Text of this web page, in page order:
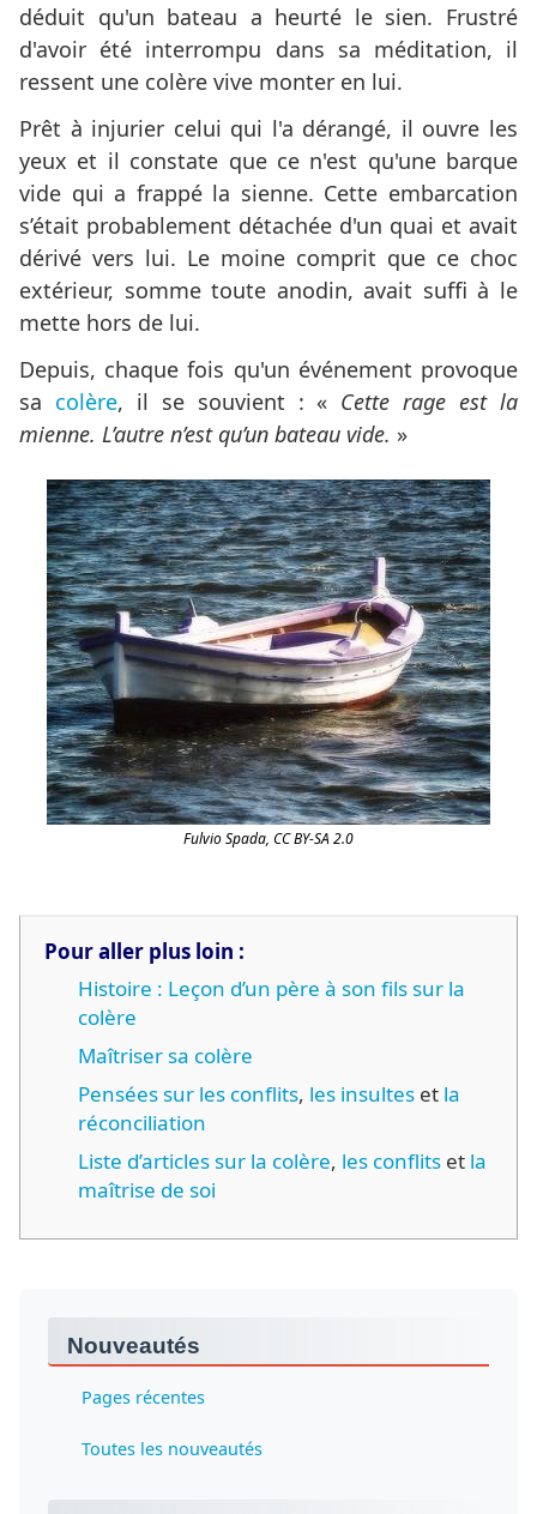
déduit qu'un bateau a heurté le sien. Frustré
d'avoir été interrompu dans sa méditation, il
ressent une colère vive monter en lui.
Prêt à injurier celui qui l'a dérangé, il ouvre les
yeux et il constate que ce n'est qu'une barque
vide qui a frappé la sienne. Cette embarcation
s’était probablement détachée d'un quai et avait
dérivé vers lui. Le moine comprit que ce choc
extérieur, somme toute anodin, avait suffi à le
mette hors de lui.
Depuis, chaque fois qu'un événement provoque
sa colère, il se souvient : « Cette rage est la
mienne. L’autre n’est qu’un bateau vide. »
Fulvio Spada, CC BY-SA 2.0
Pour aller plus loin :
Histoire : Leçon d’un père à son fils sur la
colère
Maîtriser sa colère
Pensées sur les conflits, les insultes et la
réconciliation
Liste d’articles sur la colère, les conflits et la
maîtrise de soi
Nouveautés
Pages récentes
Toutes les nouveautés